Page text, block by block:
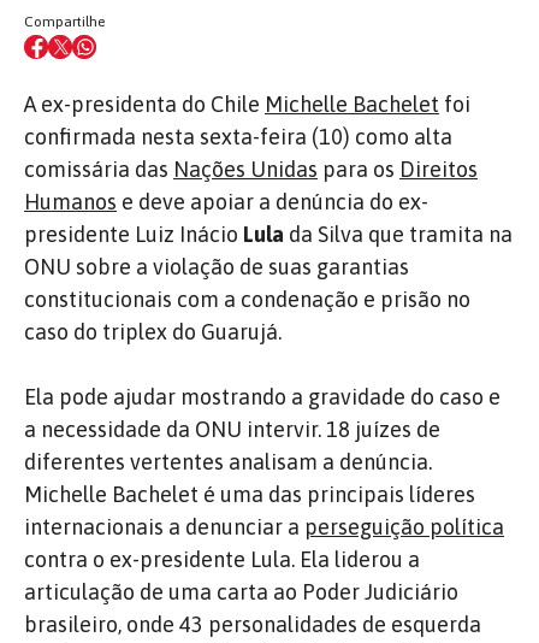
Compartilhe
A ex-presidenta do Chile Michelle Bachelet foi
confirmada nesta sexta-feira (10) como alta
comissária das Nações Unidas para os Direitos
Humanos e deve apoiar a denúncia do ex-
presidente Luiz Inácio Lula da Silva que tramita na
ONU sobre a violação de suas garantias
constitucionais com a condenação e prisão no
caso do triplex do Guarujá.
Ela pode ajudar mostrando a gravidade do caso e
a necessidade da ONU intervir. 18 juízes de
diferentes vertentes analisam a denúncia.
Michelle Bachelet é uma das principais líderes
internacionais a denunciar a perseguição política
contra o ex-presidente Lula. Ela liderou a
articulação de uma carta ao Poder Judiciário
brasileiro, onde 43 personalidades de esquerda